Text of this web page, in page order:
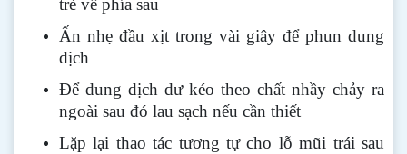
trẻ về phía sau
Ấn nhẹ đầu xịt trong vài giây để phun dung
dịch
Để dung dịch dư kéo theo chất nhầy chảy ra
ngoài sau đó lau sạch nếu cần thiết
Lặp lại thao tác tương tự cho lỗ mũi trái sau